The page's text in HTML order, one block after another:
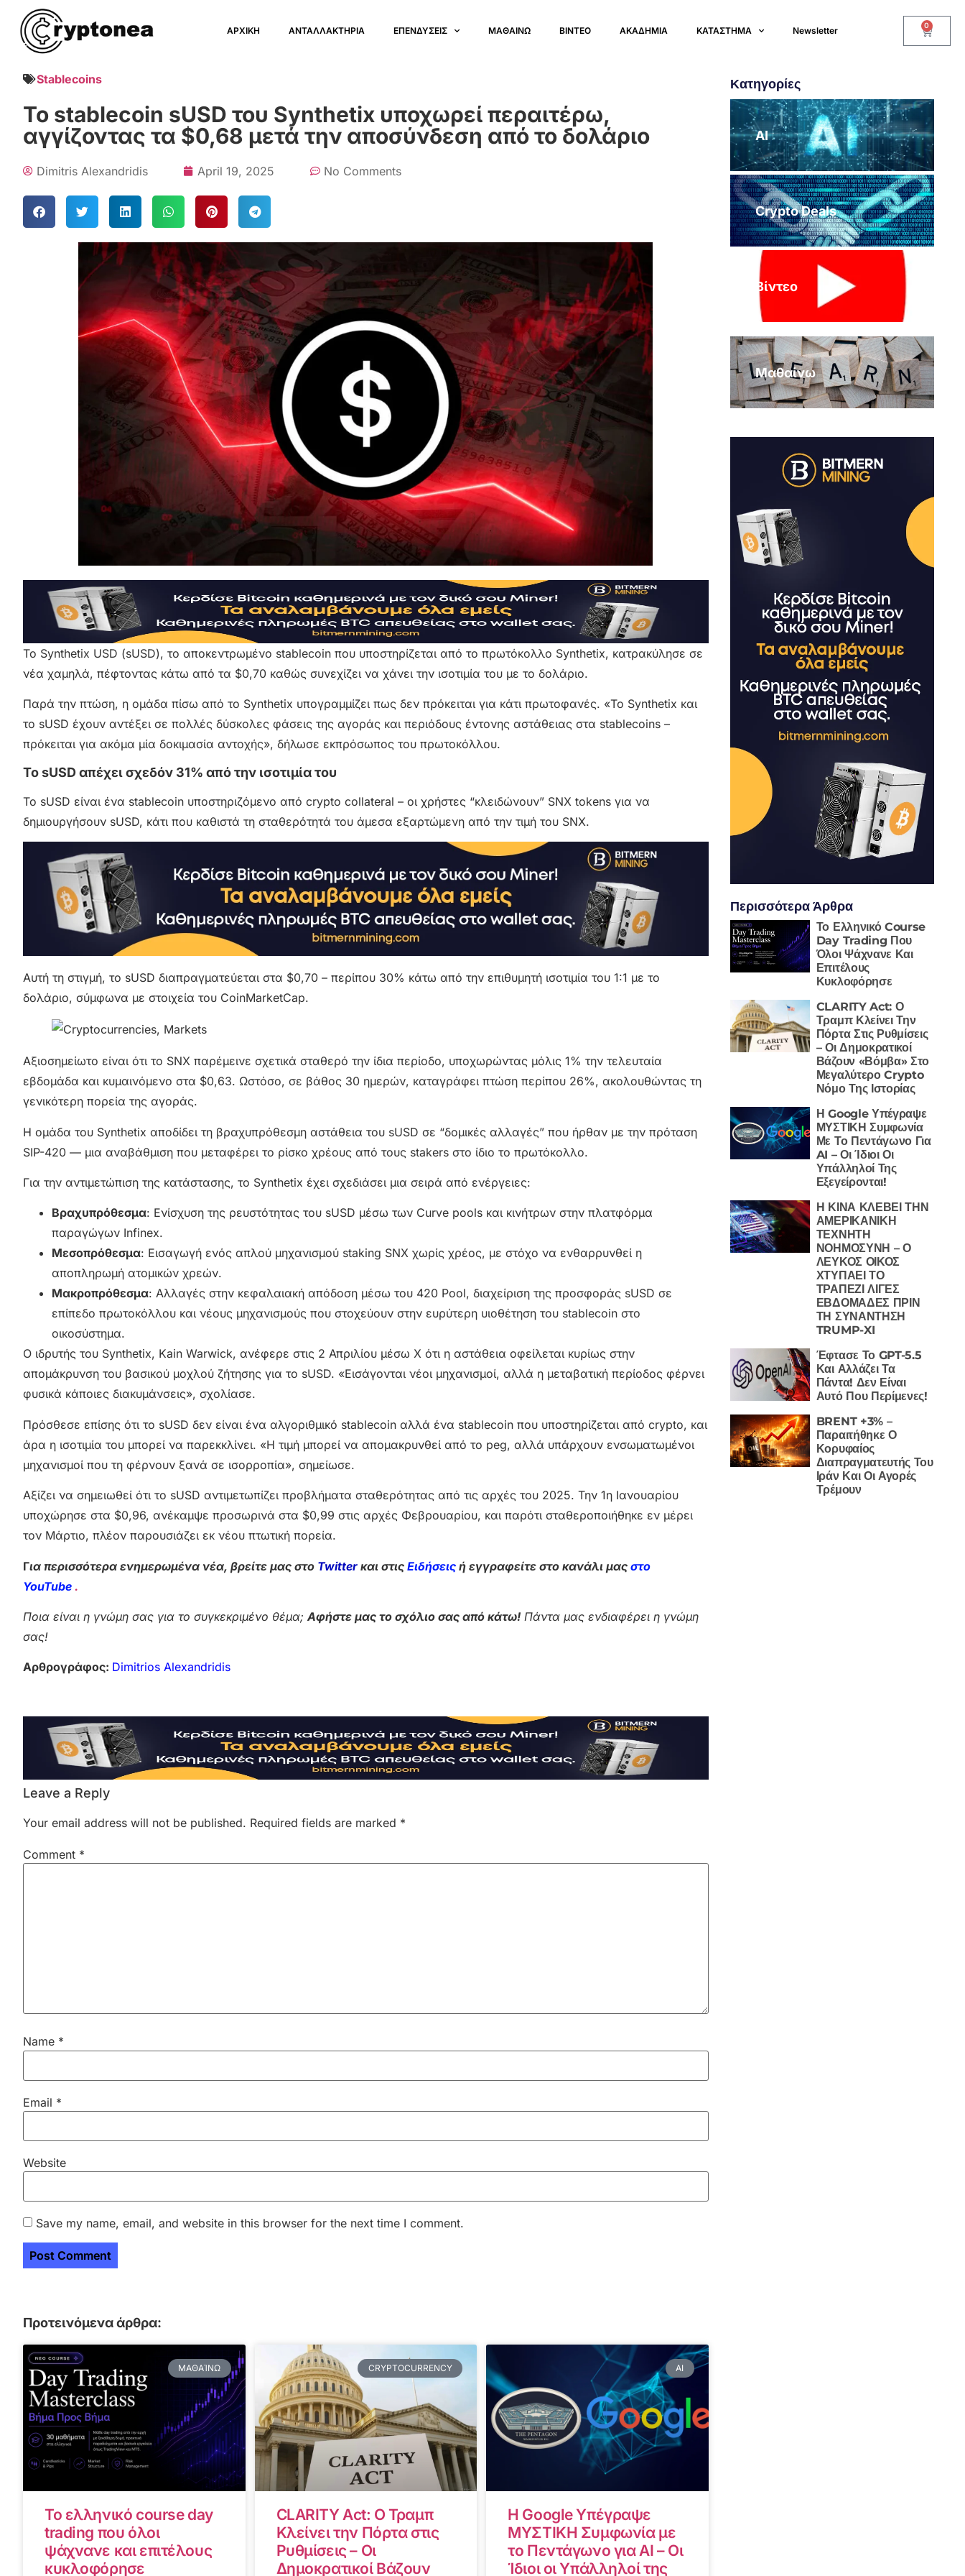
ΑΡΧΙΚΗ ΑΝΤΑΛΛΑΚΤΗΡΙΑ ΕΠΕΝΔΥΣΕΙΣ ΜΑΘΑΙΝΩ ΒΙΝΤΕΟ ΑΚΑΔΗΜΙΑ ΚΑΤΑΣΤΗΜΑ Newsletter 0
Stablecoins
Το stablecoin sUSD του Synthetix υποχωρεί περαιτέρω,
αγγίζοντας τα $0,68 μετά την αποσύνδεση από το δολάριο
Dimitris Alexandridis April 19, 2025 No Comments
Το Synthetix USD (sUSD), το αποκεντρωμένο stablecoin που υποστηρίζεται από το πρωτόκολλο Synthetix, κατρακύλησε σε
νέα χαμηλά, πέφτοντας κάτω από τα $0,70 καθώς συνεχίζει να χάνει την ισοτιμία του με το δολάριο.
Παρά την πτώση, η ομάδα πίσω από το Synthetix υπογραμμίζει πως δεν πρόκειται για κάτι πρωτοφανές. «Το Synthetix και
το sUSD έχουν αντέξει σε πολλές δύσκολες φάσεις της αγοράς και περιόδους έντονης αστάθειας στα stablecoins –
πρόκειται για ακόμα μία δοκιμασία αντοχής», δήλωσε εκπρόσωπος του πρωτοκόλλου.
Το sUSD απέχει σχεδόν 31% από την ισοτιμία του
Το sUSD είναι ένα stablecoin υποστηριζόμενο από crypto collateral – οι χρήστες “κλειδώνουν” SNX tokens για να
δημιουργήσουν sUSD, κάτι που καθιστά τη σταθερότητά του άμεσα εξαρτώμενη από την τιμή του SNX.
Αυτή τη στιγμή, το sUSD διαπραγματεύεται στα $0,70 – περίπου 30% κάτω από την επιθυμητή ισοτιμία του 1:1 με το
δολάριο, σύμφωνα με στοιχεία του CoinMarketCap.
Αξιοσημείωτο είναι ότι το SNX παρέμεινε σχετικά σταθερό την ίδια περίοδο, υποχωρώντας μόλις 1% την τελευταία
εβδομάδα και κυμαινόμενο στα $0,63. Ωστόσο, σε βάθος 30 ημερών, καταγράφει πτώση περίπου 26%, ακολουθώντας τη
γενικότερη πορεία της αγοράς.
Η ομάδα του Synthetix αποδίδει τη βραχυπρόθεσμη αστάθεια του sUSD σε “δομικές αλλαγές” που ήρθαν με την πρόταση
SIP-420 — μια αναβάθμιση που μεταφέρει το ρίσκο χρέους από τους stakers στο ίδιο το πρωτόκολλο.
Για την αντιμετώπιση της κατάστασης, το Synthetix έχει σχεδιάσει μια σειρά από ενέργειες:
Βραχυπρόθεσμα: Ενίσχυση της ρευστότητας του sUSD μέσω των Curve pools και κινήτρων στην πλατφόρμα
παραγώγων Infinex.
Μεσοπρόθεσμα: Εισαγωγή ενός απλού μηχανισμού staking SNX χωρίς χρέος, με στόχο να ενθαρρυνθεί η
αποπληρωμή ατομικών χρεών.
Μακροπρόθεσμα: Αλλαγές στην κεφαλαιακή απόδοση μέσω του 420 Pool, διαχείριση της προσφοράς sUSD σε
επίπεδο πρωτοκόλλου και νέους μηχανισμούς που στοχεύουν στην ευρύτερη υιοθέτηση του stablecoin στο
οικοσύστημα.
Ο ιδρυτής του Synthetix, Kain Warwick, ανέφερε στις 2 Απριλίου μέσω X ότι η αστάθεια οφείλεται κυρίως στην
απομάκρυνση του βασικού μοχλού ζήτησης για το sUSD. «Εισάγονται νέοι μηχανισμοί, αλλά η μεταβατική περίοδος φέρνει
φυσικά κάποιες διακυμάνσεις», σχολίασε.
Πρόσθεσε επίσης ότι το sUSD δεν είναι ένα αλγοριθμικό stablecoin αλλά ένα stablecoin που υποστηρίζεται από crypto, και
άρα η ισοτιμία του μπορεί να παρεκκλίνει. «Η τιμή μπορεί να απομακρυνθεί από το peg, αλλά υπάρχουν ενσωματωμένοι
μηχανισμοί που τη φέρνουν ξανά σε ισορροπία», σημείωσε.
Αξίζει να σημειωθεί ότι το sUSD αντιμετωπίζει προβλήματα σταθερότητας από τις αρχές του 2025. Την 1η Ιανουαρίου
υποχώρησε στα $0,96, ανέκαμψε προσωρινά στα $0,99 στις αρχές Φεβρουαρίου, και παρότι σταθεροποιήθηκε εν μέρει
τον Μάρτιο, πλέον παρουσιάζει εκ νέου πτωτική πορεία.
Για περισσότερα ενημερωμένα νέα, βρείτε μας στο Twitter και στις Ειδήσεις ή εγγραφείτε στο κανάλι μας στο
YouTube .
Ποια είναι η γνώμη σας για το συγκεκριμένο θέμα;Αφήστε μας το σχόλιο σας από κάτω! Πάντα μας ενδιαφέρει η γνώμη
σας!
Αρθρογράφος: Dimitrios Alexandridis
Leave a Reply
Your email address will not be published. Required fields are marked *
Comment *
Name *
Email *
Website
Save my name, email, and website in this browser for the next time I comment.
Προτεινόμενα άρθρα:
ΜΑΘΑΊΝΩ
Το ελληνικό course day
trading που όλοι
ψάχνανε και επιτέλους
κυκλοφόρησε
CRYPTOCURRENCY
CLARITY Act: Ο Τραμπ
Κλείνει την Πόρτα στις
Ρυθμίσεις – Οι
Δημοκρατικοί Βάζουν
AI
Η Google Υπέγραψε
ΜΥΣΤΙΚΗ Συμφωνία με
το Πεντάγωνο για AI – Οι
Ίδιοι οι Υπάλληλοί της
Κατηγορίες
AI
Crypto Deals
Βίντεο
Μαθαίνω
Περισσότερα Άρθρα
Το Ελληνικό Course
Day Trading Που
Όλοι Ψάχνανε Και
Επιτέλους
Κυκλοφόρησε
CLARITY Act: Ο
Τραμπ Κλείνει Την
Πόρτα Στις Ρυθμίσεις
– Οι Δημοκρατικοί
Βάζουν «Βόμβα» Στο
Μεγαλύτερο Crypto
Νόμο Της Ιστορίας
Η Google Υπέγραψε
ΜΥΣΤΙΚΗ Συμφωνία
Με Το Πεντάγωνο Για
AI – Οι Ίδιοι Οι
Υπάλληλοί Της
Εξεγείρονται!
Η ΚΙΝΑ ΚΛΕΒΕΙ ΤΗΝ
ΑΜΕΡΙΚΑΝΙΚΗ
ΤΕΧΝΗΤΗ
ΝΟΗΜΟΣΥΝΗ – Ο
ΛΕΥΚΟΣ ΟΙΚΟΣ
ΧΤΥΠΑΕΙ ΤΟ
ΤΡΑΠΕΖΙ ΛΙΓΕΣ
ΕΒΔΟΜΑΔΕΣ ΠΡΙΝ
ΤΗ ΣΥΝΑΝΤΗΣΗ
TRUMP-XI
Έφτασε Το GPT-5.5
Και Αλλάζει Τα
Πάντα! Δεν Είναι
Αυτό Που Περίμενες!
BRENT +3% –
Παραιτήθηκε Ο
Κορυφαίος
Διαπραγματευτής Του
Ιράν Και Οι Αγορές
Τρέμουν